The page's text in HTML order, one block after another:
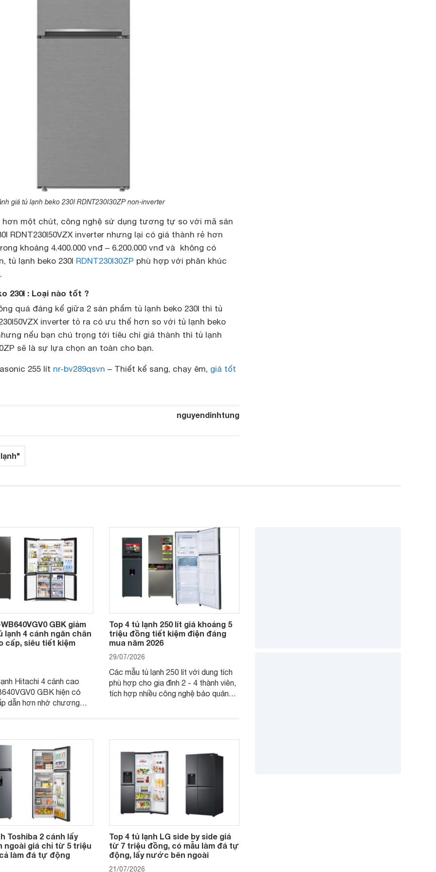
giá tủ lạnh beko 230l RDNT230I30ZP non-inverter
hơn một chút, công nghệ sử dụng tương tự so với mã sản
RDNT230I50VZX inverter nhưng lại có giá thành rẻ hơn
khoảng 4.400.000 vnđ – 6.200.000 vnđ và không có
tủ lạnh beko 230l RDNT230I30ZP phù hợp với phân khúc
230l : Loại nào tốt ?
quá đáng kể giữa 2 sản phẩm tủ lạnh beko 230l thì tủ
inverter tỏ ra có ưu thế hơn so với tủ lạnh beko
nếu bạn chú trọng tới tiêu chí giá thành thì tủ lạnh
sẽ là sự lựa chọn an toàn cho bạn.
255 lít nr-bv289qsvn – Thiết kế sang, chạy êm, giá tốt
nguyendinhtung
GBK giảm
lạnh 4 cánh ngăn chân
cấp, siêu tiết kiệm
Hitachi 4 cánh cao
GBK hiện có
dẫn hơn nhờ chương
Top 4 tủ lạnh 250 lít giá khoảng 5
triệu đồng tiết kiệm điện đáng
mua năm 2026
29/07/2026
Các mẫu tủ lạnh 250 lít với dung tích
phù hợp cho gia đình 2 - 4 thành viên,
tích hợp nhiều công nghệ bảo quản
Toshiba 2 cánh lấy
ngoài giá chỉ từ 5 triệu
làm đá tự động
Top 4 tủ lạnh LG side by side giá
từ 7 triệu đồng, có mẫu làm đá tự
động, lấy nước bên ngoài
21/07/2026